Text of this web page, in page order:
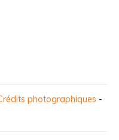
photographiques -